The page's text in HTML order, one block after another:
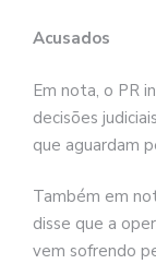
Acusados
Em nota, o PR
decisões
que aguardam
Também em
disse que a
vem sofrendo